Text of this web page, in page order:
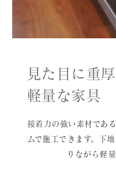
見た目に重
軽量な家具
接着力の強い素材であ
ムで施工できます。下
りながら軽